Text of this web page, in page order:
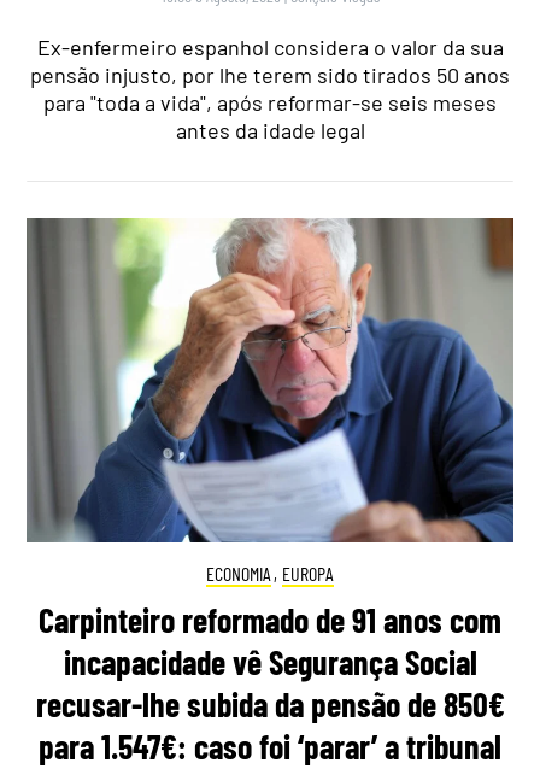
Ex-enfermeiro espanhol considera o valor da sua
pensão injusto, por lhe terem sido tirados 50 anos
para "toda a vida", após reformar-se seis meses
antes da idade legal
ECONOMIA , EUROPA
Carpinteiro reformado de 91 anos com
incapacidade vê Segurança Social
recusar-lhe subida da pensão de 850€
para 1.547€: caso foi ‘parar’ a tribunal